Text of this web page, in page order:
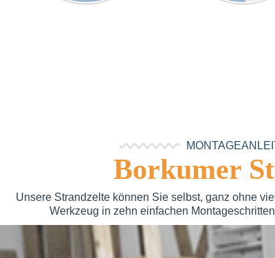
Borkumer
Unsere Strandzelte können Sie selbst, ganz ohne
Werkzeug in zehn einfachen